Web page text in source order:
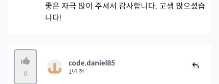
좋은 자극 많이 주셔서 감사합니다. 고생 많으셨습
니다!
0
code.daniel85
1년 전